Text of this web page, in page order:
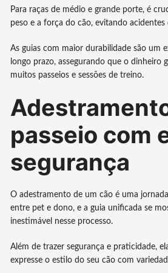
Para raças de médio e grande porte, é
peso e a força do cão, evitando
As guias com maior durabilidade são um
longo prazo, assegurando que o dinheiro
muitos passeios e sessões de treino.
passeio com
segurança
O adestramento de um cão é uma
entre pet e dono, e a guia unificada se
inestimável nesse processo.
Além de trazer segurança e praticidade,
expresse o estilo do seu cão com